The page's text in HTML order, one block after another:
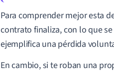
Para comprender mejor esta
contrato finaliza, con lo que
ejemplifica una pérdida
En cambio, si te roban una